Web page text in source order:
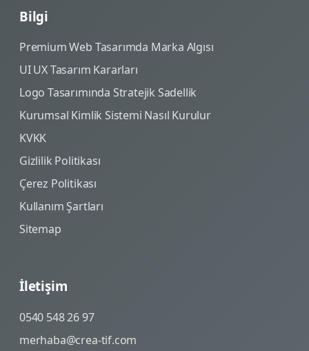
Bilgi
Premium Web Tasarımda Marka Algısı
UI UX Tasarım Kararları
Logo Tasarımında Stratejik Sadellik
Kurumsal Kimlik Sistemi Nasıl Kurulur
KVKK
Gizlilik Politikası
Çerez Politikası
Kullanım Şartları
Sitemap
İletişim
0540 548 26 97
merhaba@crea-tif.com